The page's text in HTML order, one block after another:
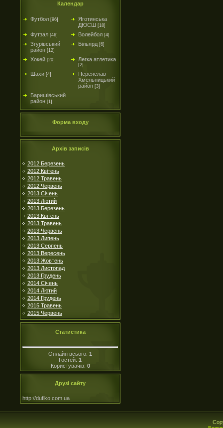
Календар
Футбол [96]
Яготинська
ДЮСШ [18]
Футзал [46] Волейбол [4]
Згурівський
район [12]
Більярд [6]
Хокей [20] Легка атлетика
[2]
Шахи [4]
Переяслав-
Хмельницький
район [3]
Баришівський
район [1]
Форма входу
Архів записів
2012 Березень
2012 Квітень
2012 Травень
2012 Червень
2013 Січень
2013 Лютий
2013 Березень
2013 Квітень
2013 Травень
2013 Червень
2013 Липень
2013 Серпень
2013 Вересень
2013 Жовтень
2013 Листопад
2013 Грудень
2014 Січень
2014 Лютий
2014 Грудень
2015 Травень
2015 Червень
Статистика
Онлайн всього: 1
Гостей: 1
Користувачів: 0
Друзі сайту
http://duflko.com.ua